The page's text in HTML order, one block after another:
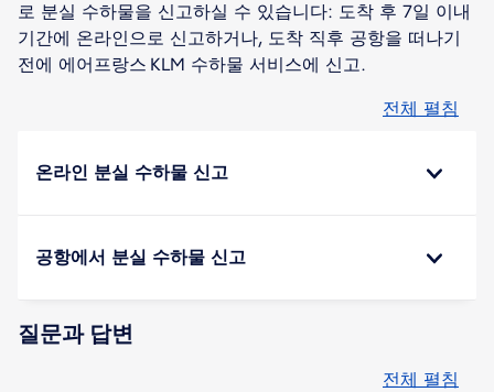
로 분실 수하물을 신고하실 수 있습니다: 도착 후 7일 이내
기간에 온라인으로 신고하거나, 도착 직후 공항을 떠나기
전에 에어프랑스 KLM 수하물 서비스에 신고.
전체 펼침
온라인 분실 수하물 신고
공항에서 분실 수하물 신고
질문과 답변
전체 펼침